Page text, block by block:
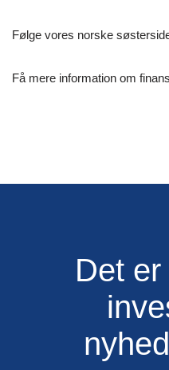
Følge vores norske
Få mere information om
Det